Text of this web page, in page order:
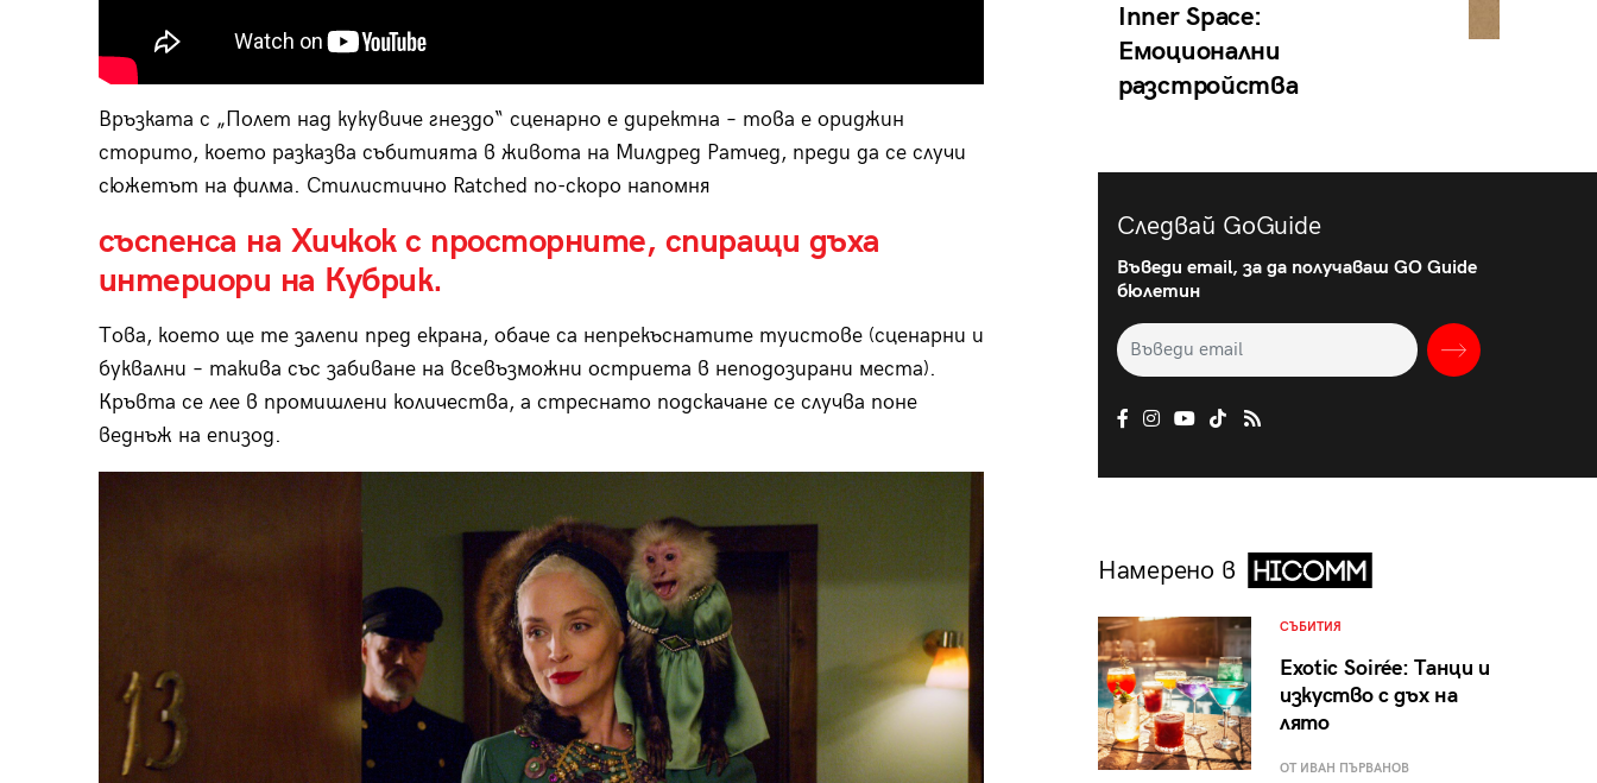
Връзката с „Полет над кукувиче гнездо“ сценарно е директна – това е ориджин
сторито, което разказва събитията в живота на Милдред Ратчед, преди да се случи
сюжетът на филма. Стилистично Ratched по-скоро напомня
съспенса на Хичкок с просторните, спиращи дъха
интериори на Кубрик.
Това, което ще те залепи пред екрана, обаче са непрекъснатите туистове (сценарни и
буквални – такива със забиване на всевъзможни остриета в неподозирани места).
Кръвта се лее в промишлени количества, а стреснато подскачане се случва поне
веднъж на епизод.
Inner Space:
Емоционални
разстройства
Следвай GoGuide
Въведи email, за да получаваш GO Guide
бюлетин
Намерено в
СЪБИТИЯ
Exotic Soirée: Танци и
изкуство с дъх на
лято
ОТ ИВАН ПЪРВАНОВ